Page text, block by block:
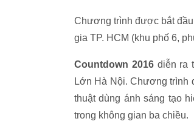
Chương trình được bắt
gia TP. HCM (khu phố 6,
Countdown 2016 diễn ra
Lớn Hà Nội. Chương trình
thuật dùng ánh sáng tạo
trong không gian ba chiều.